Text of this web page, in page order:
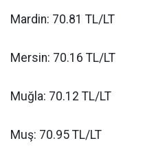
Mardin: 70.81 TL/LT
Mersin: 70.16 TL/LT
Muğla: 70.12 TL/LT
Muş: 70.95 TL/LT